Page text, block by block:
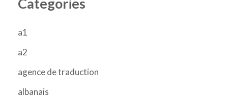
Categories
a1
a2
agence de traduction
albanais